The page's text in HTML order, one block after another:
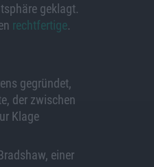
geklagt.
rechtfertige.
gegründet,
der zwischen
Klage
einer